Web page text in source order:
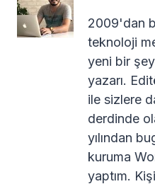
2009'dan
teknoloji
yeni bir
yazarı.
ile sizlere
derdinde
yılından
kuruma
yaptım.